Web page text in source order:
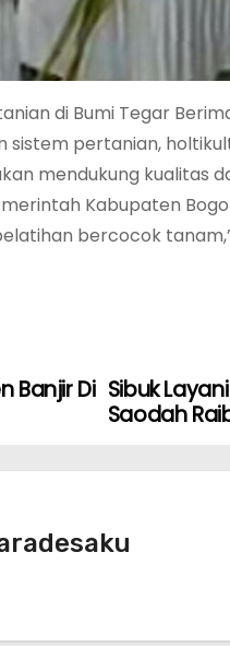
di Bumi Tegar
pertanian,
mendukung kualitas
Kabupaten
bercocok
Sibuk
Saodah
Banjir Di